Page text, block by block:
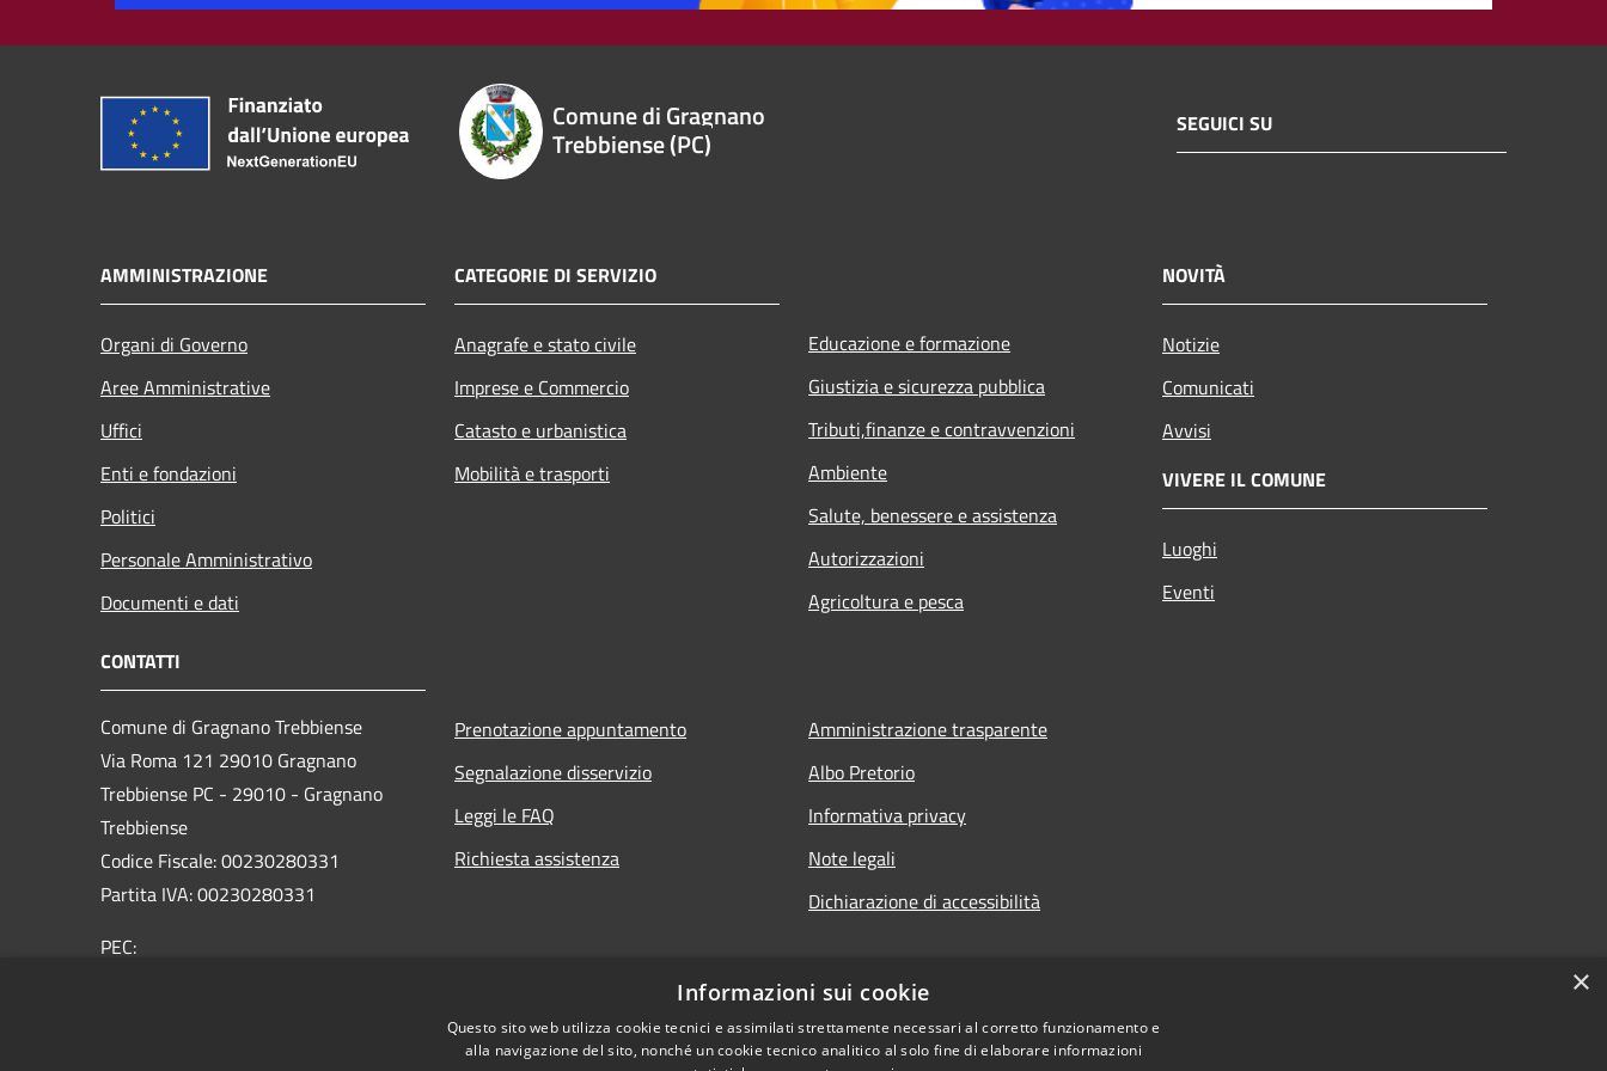
Comune di Gragnano
Trebbiense (PC)
SEGUICI SU
AMMINISTRAZIONE
Organi di Governo
Aree Amministrative
Uffici
Enti e fondazioni
Politici
Personale Amministrativo
Documenti e dati
CATEGORIE DI SERVIZIO
Anagrafe e stato civile
Imprese e Commercio
Catasto e urbanistica
Mobilità e trasporti
Educazione e formazione
Giustizia e sicurezza pubblica
Tributi,finanze e contravvenzioni
Ambiente
Salute, benessere e assistenza
Autorizzazioni
Agricoltura e pesca
NOVITÀ
Notizie
Comunicati
Avvisi
VIVERE IL COMUNE
Luoghi
Eventi
CONTATTI
Comune di Gragnano Trebbiense
Via Roma 121 29010 Gragnano
Trebbiense PC - 29010 - Gragnano
Trebbiense
Codice Fiscale: 00230280331
Partita IVA: 00230280331
PEC:
Prenotazione appuntamento
Segnalazione disservizio
Leggi le FAQ
Richiesta assistenza
Amministrazione trasparente
Albo Pretorio
Informativa privacy
Note legali
Dichiarazione di accessibilità
×
Informazioni sui cookie
Questo sito web utilizza cookie tecnici e assimilati strettamente necessari al corretto funzionamento e
alla navigazione del sito, nonché un cookie tecnico analitico al solo fine di elaborare informazioni